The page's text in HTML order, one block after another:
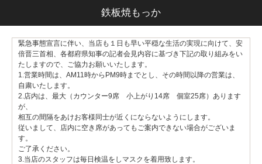
鉄板焼もっか
緊急事態宣言に伴い、当店も１日も早い平穏な生活の実現に向けて、安
倍晋三首相、各都府県知事の記者会見内容に基づき下記の取り組みをい
たしますので、ご協力お願いいたします。
1.営業時間は、AM11時からPM9時までとし、その時間以降の営業は、
自粛いたします。
2.店内は、最大（カウンター9席 小上がり14席 個室25席）あります
が、
相互の間隔をあけお客様同士が近くにならないようにします。
従いまして、店内に空き席があってもご案内できない場合がございま
す。
ご了承ください。
3.当店のスタッフは毎日検温をしマスクを着用致します。